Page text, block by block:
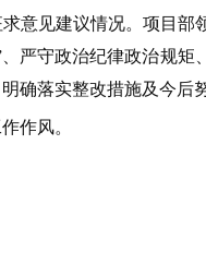
意见建议情况。项目部
严守政治纪律政治规矩
确落实整改措施及今后
作风。